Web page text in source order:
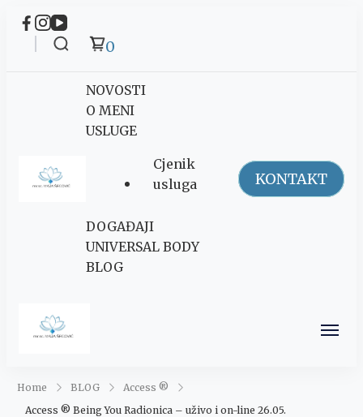
0
Maja Šegović
Ananda
NOVOSTI
O MENI
USLUGE
Cjenik
usluga
DOGAĐAJI
UNIVERSAL BODY
BLOG
KONTAKT
Ananda
Home BLOG
Access ®
Access ® Being You Radionica – uživo i on-line 26.05.